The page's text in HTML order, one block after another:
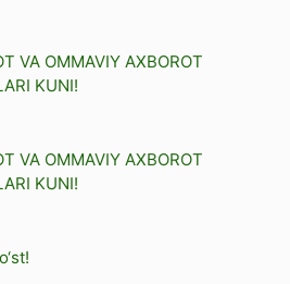
VA OMMAVIY AXBOROT
KUNI!
VA OMMAVIY AXBOROT
KUNI!